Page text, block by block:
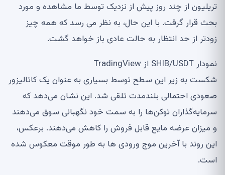
تریلیون از چند روز پیش از نزدیک توسط ما مشاهده و مورد
بحث قرار گرفت. با این حال، به نظر می رسد که همه چیز
زودتر از حد انتظار به حالت عادی باز خواهد گشت.
نمودار SHIB/USDT از TradingView
شکست به زیر این سطح توسط بسیاری به عنوان یک کاتالیزور
صعودی احتمالی بلندمدت تلقی شد. این نشان می‌دهد که
سرمایه‌گذاران توکن‌ها را به سمت خود نگهبانی سوق می‌دهند
و میزان عرضه مایع قابل فروش را کاهش می‌دهند. برعکس،
این روند با آخرین موج ورودی ها به طور موقت معکوس شده
است.